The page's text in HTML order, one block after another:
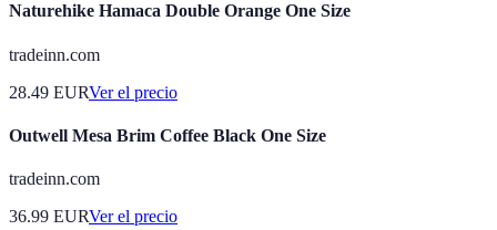
Naturehike Hamaca Double Orange One Size
tradeinn.com
28.49 EURVer el precio
Outwell Mesa Brim Coffee Black One Size
tradeinn.com
36.99 EURVer el precio